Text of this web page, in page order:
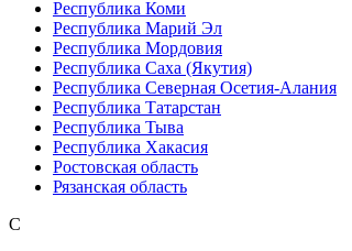
Республика Коми
Республика Марий Эл
Республика Мордовия
Республика Саха (Якутия)
Республика Северная Осетия-Алания
Республика Татарстан
Республика Тыва
Республика Хакасия
Ростовская область
Рязанская область
С